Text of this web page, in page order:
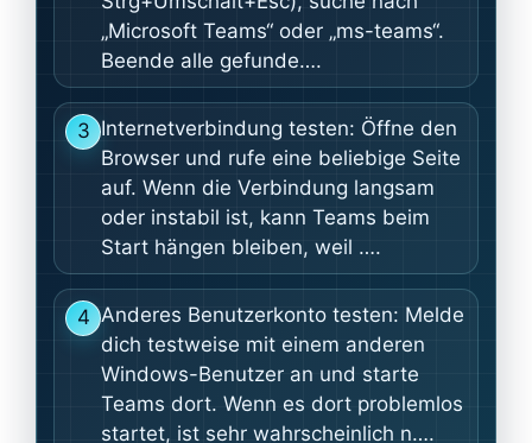
„Microsoft Teams“ oder „ms-teams“.
Beende alle gefunde….
3 Internetverbindung testen: Öffne den
Browser und rufe eine beliebige Seite
auf. Wenn die Verbindung langsam
oder instabil ist, kann Teams beim
Start hängen bleiben, weil ….
4 Anderes Benutzerkonto testen: Melde
dich testweise mit einem anderen
Windows-Benutzer an und starte
Teams dort. Wenn es dort problemlos
startet, ist sehr wahrscheinlich n….